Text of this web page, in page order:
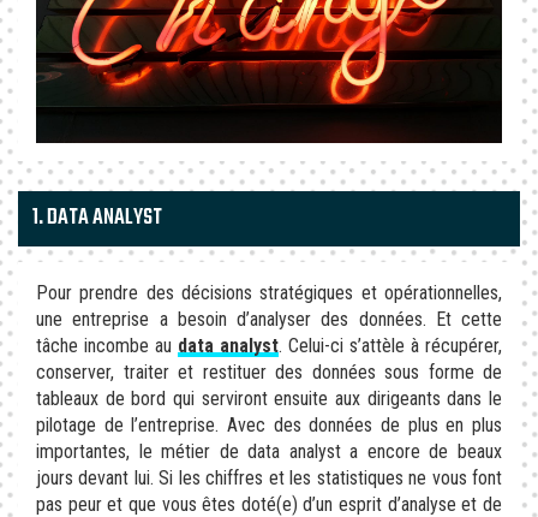
1. DATA ANALYST
Pour prendre des décisions stratégiques et opérationnelles,
une entreprise a besoin d’analyser des données. Et cette
tâche incombe au data analyst. Celui-ci s’attèle à récupérer,
conserver, traiter et restituer des données sous forme de
tableaux de bord qui serviront ensuite aux dirigeants dans le
pilotage de l’entreprise. Avec des données de plus en plus
importantes, le métier de data analyst a encore de beaux
jours devant lui. Si les chiffres et les statistiques ne vous font
pas peur et que vous êtes doté(e) d’un esprit d’analyse et de